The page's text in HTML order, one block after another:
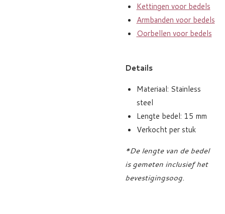
Kettingen voor bedels
Armbanden voor bedels
Oorbellen voor bedels
Details
Materiaal: Stainless
steel
Lengte bedel: 15 mm
Verkocht per stuk
*De lengte van de bedel
is gemeten inclusief het
bevestigingsoog.